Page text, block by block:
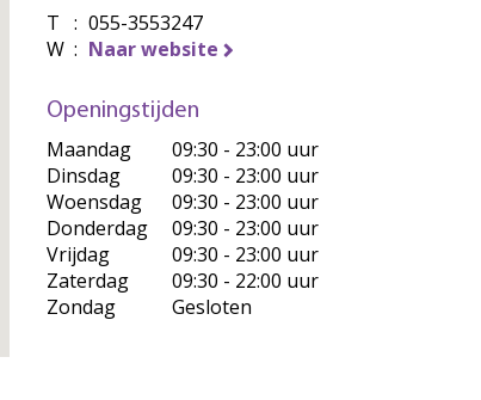
T : 055-3553247
W : Naar website
Openingstijden
Maandag
09:30 - 23:00 uur
Dinsdag
09:30 - 23:00 uur
Woensdag
09:30 - 23:00 uur
Donderdag
09:30 - 23:00 uur
Vrijdag
09:30 - 23:00 uur
Zaterdag
09:30 - 22:00 uur
Zondag
Gesloten